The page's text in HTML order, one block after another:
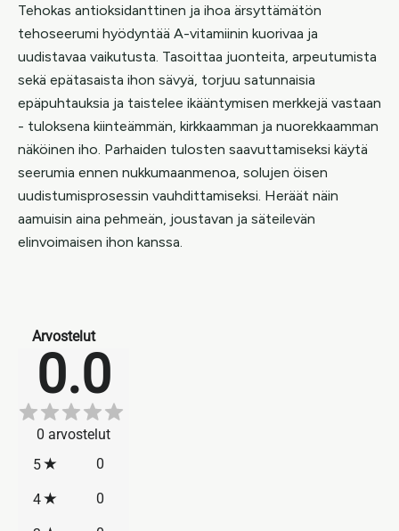
Tehokas antioksidanttinen ja ihoa ärsyttämätön
tehoseerumi hyödyntää A-vitamiinin kuorivaa ja
uudistavaa vaikutusta. Tasoittaa juonteita, arpeutumista
sekä epätasaista ihon sävyä, torjuu satunnaisia
epäpuhtauksia ja taistelee ikääntymisen merkkejä vastaan
- tuloksena kiinteämmän, kirkkaamman ja nuorekkaamman
näköinen iho. Parhaiden tulosten saavuttamiseksi käytä
seerumia ennen nukkumaanmenoa, solujen öisen
uudistumisprosessin vauhdittamiseksi. Heräät näin
aamuisin aina pehmeän, joustavan ja säteilevän
elinvoimaisen ihon kanssa.
Arvostelut
0.0
0 arvostelut
5
0
4 0